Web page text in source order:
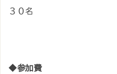
３０名
◆参加費